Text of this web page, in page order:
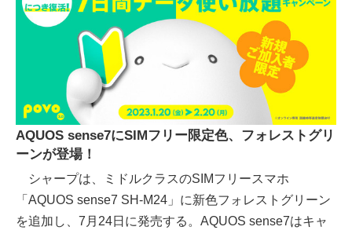
AQUOS sense7にSIMフリー限定色、フォレストグリ
ーンが登場！
シャープは、ミドルクラスのSIMフリースマホ
「AQUOS sense7 SH-M24」に新色フォレストグリーン
を追加し、7月24日に発売する。AQUOS sense7はキャ